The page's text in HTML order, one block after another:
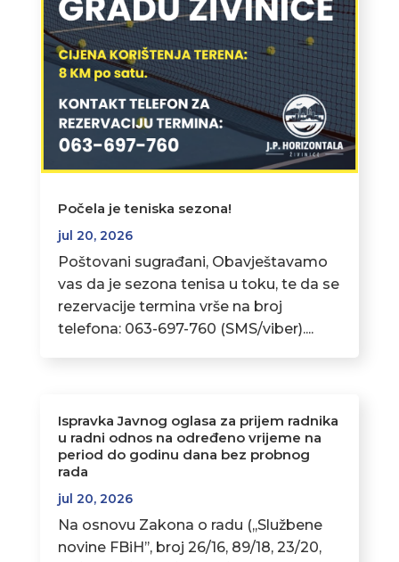
Počela je teniska sezona!
jul 20, 2026
Poštovani sugrađani, Obavještavamo
vas da je sezona tenisa u toku, te da se
rezervacije termina vrše na broj
telefona: 063-697-760 (SMS/viber)....
Ispravka Javnog oglasa za prijem radnika
u radni odnos na određeno vrijeme na
period do godinu dana bez probnog
rada
jul 20, 2026
Na osnovu Zakona o radu (,,Službene
novine FBiH’’, broj 26/16, 89/18, 23/20,